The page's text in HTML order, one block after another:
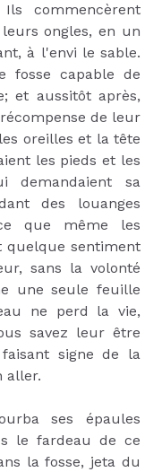
commencèrent
ongles, en un
à l'envi le sable.
fosse capable de
et aussitôt après,
de leur
oreilles et la tête
les pieds et les
demandaient sa
des louanges
que même les
quelque sentiment
sans la volonté
une seule feuille
ne perd la vie,
savez leur être
signe de la
aller.
ses épaules
le fardeau de ce
la fosse, jeta du